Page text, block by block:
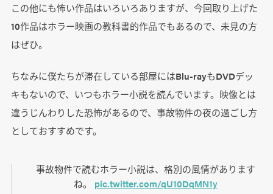
この他にも怖い作品はいろいろありますが、今回取り上げた
10作品はホラー映画の教科書的作品でもあるので、未見の方
はぜひ。
ちなみに僕たちが滞在している部屋にはBlu-rayもDVDデッ
キもないので、いつもホラー小説を読んでいます。映像とは
違うじんわりした恐怖があるので、事故物件の夜の過ごし方
としておすすめです。
事故物件で読むホラー小説は、格別の風情があります
ね。 pic.twitter.com/qU10DqMN1y